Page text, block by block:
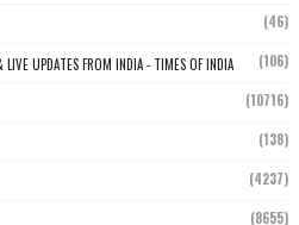
(46)
LIVE UPDATES FROM INDIA - TIMES OF INDIA (106)
(10716)
(138)
(4237)
(8655)